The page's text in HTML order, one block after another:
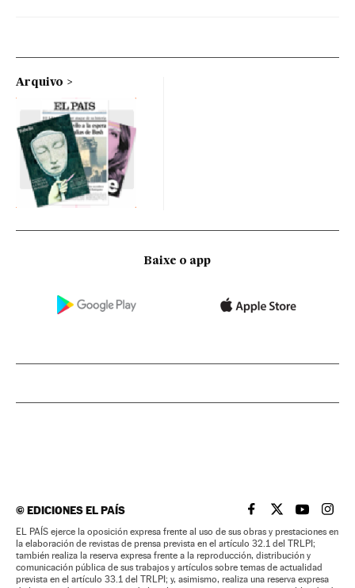
Arquivo
Baixe o app
©EDICIONES EL PAÍS EL PAÍS BRASIL EN
EL PAÍSEL PAÍS
EL
EL PAÍS ejerce la oposición expresa frente al uso de sus obras y prestaciones en
la elaboración de revistas de prensa prevista en el artículo 32.1 del TRLPI;
también realiza la reserva expresa frente a la reproducción, distribución y
comunicación pública de sus trabajos y artículos sobre temas de actualidad
prevista en el artículo 33.1 del TRLPI; y, asimismo, realiza una reserva expresa